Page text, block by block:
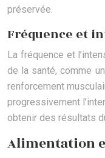
préservée.
Fréquence et
La fréquence et
de la santé, comme
renforcement
progressivement
obtenir des résultats
Alimentation